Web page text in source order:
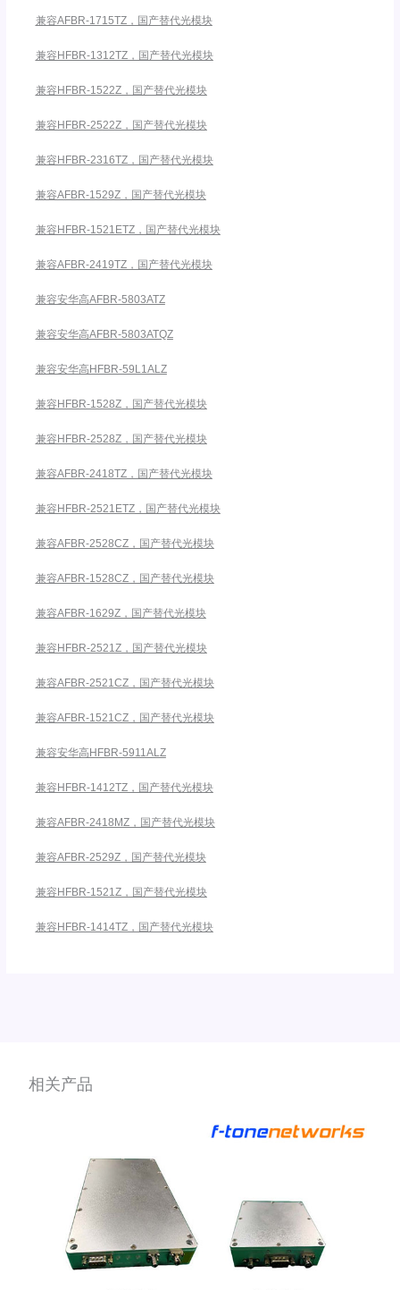
兼容AFBR-1715TZ，国产替代光模块
兼容HFBR-1312TZ，国产替代光模块
兼容HFBR-1522Z，国产替代光模块
兼容HFBR-2522Z，国产替代光模块
兼容HFBR-2316TZ，国产替代光模块
兼容AFBR-1529Z，国产替代光模块
兼容HFBR-1521ETZ，国产替代光模块
兼容AFBR-2419TZ，国产替代光模块
兼容安华高AFBR-5803ATZ
兼容安华高AFBR-5803ATQZ
兼容安华高HFBR-59L1ALZ
兼容HFBR-1528Z，国产替代光模块
兼容HFBR-2528Z，国产替代光模块
兼容AFBR-2418TZ，国产替代光模块
兼容HFBR-2521ETZ，国产替代光模块
兼容AFBR-2528CZ，国产替代光模块
兼容AFBR-1528CZ，国产替代光模块
兼容AFBR-1629Z，国产替代光模块
兼容HFBR-2521Z，国产替代光模块
兼容AFBR-2521CZ，国产替代光模块
兼容AFBR-1521CZ，国产替代光模块
兼容安华高HFBR-5911ALZ
兼容HFBR-1412TZ，国产替代光模块
兼容AFBR-2418MZ，国产替代光模块
兼容AFBR-2529Z，国产替代光模块
兼容HFBR-1521Z，国产替代光模块
兼容HFBR-1414TZ，国产替代光模块
相关产品